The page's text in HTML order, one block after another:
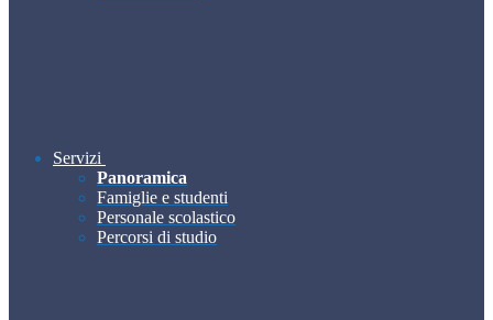
Servizi
Panoramica
Famiglie e studenti
Personale scolastico
Percorsi di studio